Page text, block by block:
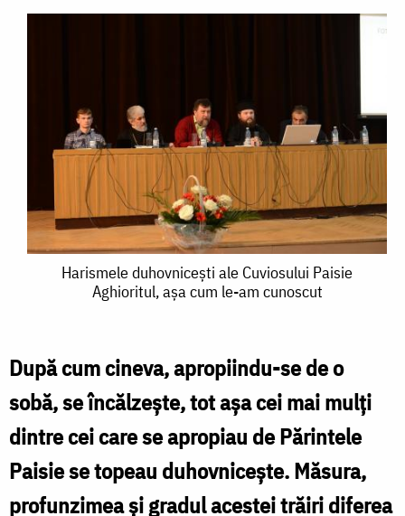
Harismele
duhovnicești
Cuviosului
Paisie
Aghioritul,
așa
cum
Harismele duhovnicești ale Cuviosului Paisie
Aghioritul, așa cum le-am cunoscut
După cum cineva, apropiindu-se de o
sobă, se încălzeşte, tot aşa cei mai mulţi
dintre cei care se apropiau de Părintele
Paisie se topeau duhovniceşte. Măsura,
profunzimea şi gradul acestei trăiri diferea